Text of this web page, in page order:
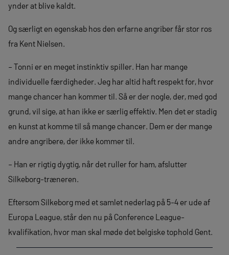
ynder at blive kaldt.
Og særligt en egenskab hos den erfarne angriber får stor ros
fra Kent Nielsen.
– Tonni er en meget instinktiv spiller. Han har mange
individuelle færdigheder. Jeg har altid haft respekt for, hvor
mange chancer han kommer til. Så er der nogle, der, med god
grund, vil sige, at han ikke er særlig effektiv. Men det er stadig
en kunst at komme til så mange chancer. Dem er der mange
andre angribere, der ikke kommer til.
– Han er rigtig dygtig, når det ruller for ham, afslutter
Silkeborg-træneren.
Eftersom Silkeborg med et samlet nederlag på 5-4 er ude af
Europa League, står den nu på Conference League-
kvalifikation, hvor man skal møde det belgiske tophold Gent.